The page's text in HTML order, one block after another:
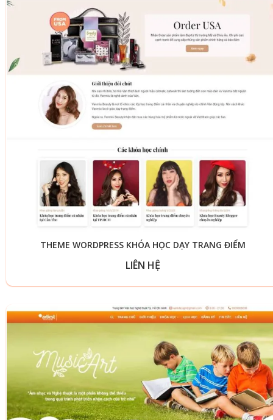
THEME WORDPRESS KHÓA HỌC DẠY TRANG ĐIỂM
LIÊN HỆ